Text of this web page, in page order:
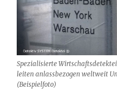
Spezialisierte
leiten anlassbezogen weltweit
(Beispielfoto)